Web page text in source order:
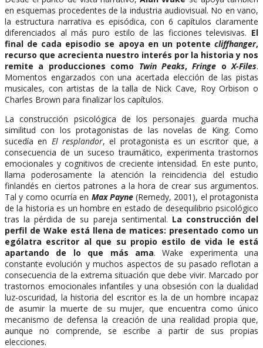
en esquemas procedentes de la industria audiovisual. No en vano,
la estructura narrativa es episódica, con 6 capítulos claramente
diferenciados al más puro estilo de las ficciones televisivas. El
final de cada episodio se apoya en un potente cliffhanger,
recurso que acrecienta nuestro interés por la historia y nos
remite a producciones como Twin Peaks,Fringe oX-Files.
Momentos engarzados con una acertada elección de las pistas
musicales, con artistas de la talla de Nick Cave, Roy Orbison o
Charles Brown para finalizar los capítulos.
La construcción psicológica de los personajes guarda mucha
similitud con los protagonistas de las novelas de King. Como
sucedía en El resplandor, el protagonista es un escritor que, a
consecuencia de un suceso traumático, experimenta trastornos
emocionales y cognitivos de creciente intensidad. En este punto,
llama poderosamente la atención la reincidencia del estudio
finlandés en ciertos patrones a la hora de crear sus argumentos.
Tal y como ocurría en Max Payne(Remedy, 2001), el protagonista
de la historia es un hombre en estado de desequilibrio psicológico
tras la pérdida de su pareja sentimental. La construcción del
perfil de Wake está llena de matices: presentado como un
ególatra escritor al que su propio estilo de vida le está
apartando de lo que más ama. Wake experimenta una
constante evolución y muchos aspectos de su pasado reflotan a
consecuencia de la extrema situación que debe vivir. Marcado por
trastornos emocionales infantiles y una obsesión con la dualidad
luz-oscuridad, la historia del escritor es la de un hombre incapaz
de asumir la muerte de su mujer, que encuentra como único
mecanismo de defensa la creación de una realidad propia que,
aunque no comprende, se escribe a partir de sus propias
elecciones.